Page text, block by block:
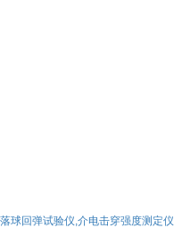
落球回弹试验仪,介电击穿强度测定仪